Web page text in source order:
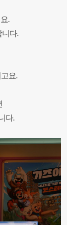
.
니다.
요.
다.